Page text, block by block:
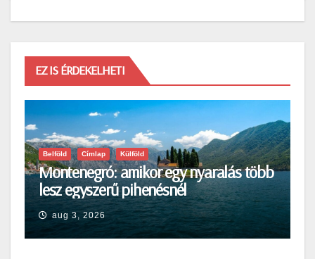
EZ IS ÉRDEKELHETI
Belföld Címlap Külföld
Montenegró: amikor egy nyaralás több
lesz egyszerű pihenésnél
aug 3, 2026